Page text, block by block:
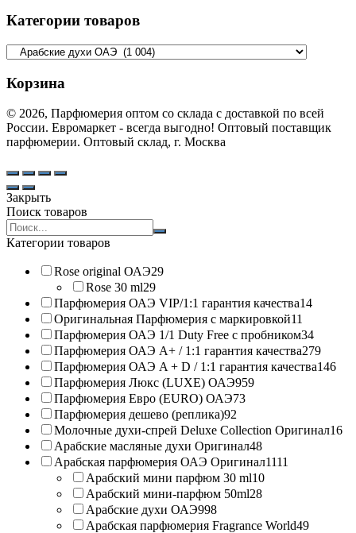
Категории товаров
Корзина
© 2026, Парфюмерия оптом со склада с доставкой по всей
России. Евромаркет - всегда выгодно! Оптовый поставщик
парфюмерии. Оптовый склад, г. Москва
Закрыть
Поиск товаров
Search
products:
Категории товаров
Rose original ОАЭ29
Rose 30 ml29
Парфюмерия ОАЭ VIP/1:1 гарантия качества14
Оригинальная Парфюмерия с маркировкой11
Парфюмерия ОАЭ 1/1 Duty Free с пробником34
Парфюмерия ОАЭ A+ / 1:1 гарантия качества279
Парфюмерия ОАЭ A + D / 1:1 гарантия качества146
Парфюмерия Люкс (LUXE) ОАЭ959
Парфюмерия Евро (EURO) ОАЭ73
Парфюмерия дешево (реплика)92
Молочные духи-спрей Deluxe Collection Оригинал16
Арабские масляные духи Оригинал48
Арабская парфюмерия ОАЭ Оригинал1111
Арабский мини парфюм 30 ml10
Арабский мини-парфюм 50ml28
Арабские духи ОАЭ998
Арабская парфюмерия Fragrance World49